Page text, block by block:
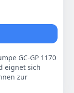
GC-GP 1170
eignet sich
zur